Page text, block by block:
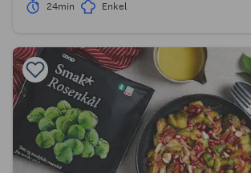
24min Enkel